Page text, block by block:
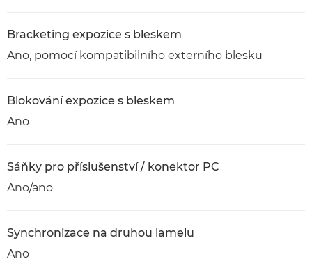
Bracketing expozice s bleskem
Ano, pomocí kompatibilního externího blesku
Blokování expozice s bleskem
Ano
Sáňky pro příslušenství / konektor PC
Ano/ano
Synchronizace na druhou lamelu
Ano